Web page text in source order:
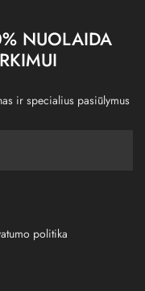
NUOLAIDA
ir specialius pasiūlymus
politika